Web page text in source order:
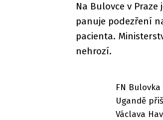
Na Bulovce v
panuje podezření
pacienta.
nehrozí.
FN
Ugandě
Václava